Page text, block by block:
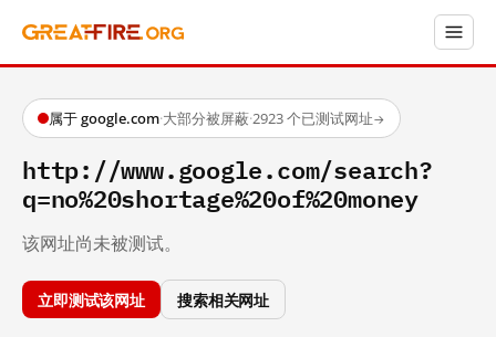
属于 google.com·大部分被屏蔽·2923 个已测试网址→
http://www.google.com/search?
q=no%20shortage%20of%20money
该网址尚未被测试。
立即测试该网址 搜索相关网址